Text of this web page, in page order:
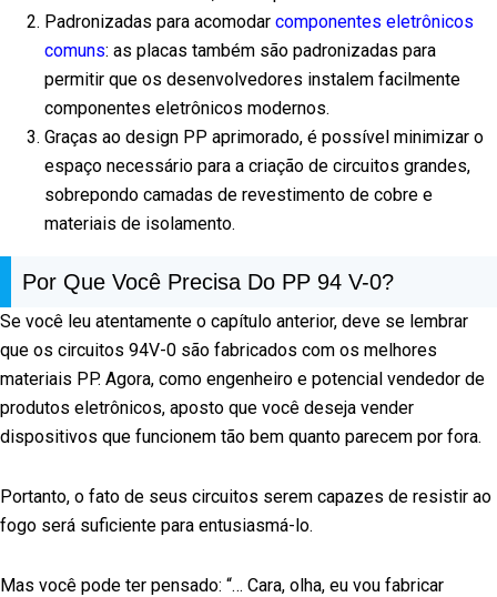
Padronizadas para acomodar componentes eletrônicos
comuns: as placas também são padronizadas para
permitir que os desenvolvedores instalem facilmente
componentes eletrônicos modernos.
Graças ao design PP aprimorado, é possível minimizar o
espaço necessário para a criação de circuitos grandes,
sobrepondo camadas de revestimento de cobre e
materiais de isolamento.
Por Que Você Precisa Do PP 94 V-0?
Se você leu atentamente o capítulo anterior, deve se lembrar
que os circuitos 94V-0 são fabricados com os melhores
materiais PP. Agora, como engenheiro e potencial vendedor de
produtos eletrônicos, aposto que você deseja vender
dispositivos que funcionem tão bem quanto parecem por fora.
Portanto, o fato de seus circuitos serem capazes de resistir ao
fogo será suficiente para entusiasmá-lo.
Mas você pode ter pensado: “… Cara, olha, eu vou fabricar